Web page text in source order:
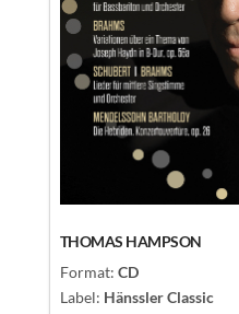
THOMAS HAMPSON
Format: CD
Label: Hänssler Classic